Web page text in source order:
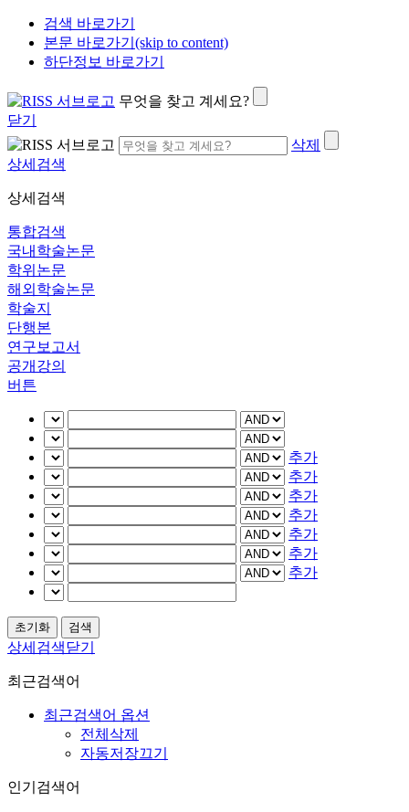
검색 바로가기
본문 바로가기(skip to content)
하단정보 바로가기
무엇을 찾고 계세요?
닫기
삭제
상세검색
상세검색
통합검색
국내학술논문
학위논문
해외학술논문
학술지
단행본
연구보고서
공개강의
버튼
추가
추가
추가
추가
추가
추가
추가
상세검색닫기
최근검색어
최근검색어 옵션
전체삭제
자동저장끄기
인기검색어